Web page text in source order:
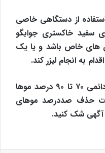
از دستگاهی خاصی
سفید خاکستری جوابگو
های خاص باشد و یا یک
به انجام لیزر کند.
لیزر موهای زائد موفق به حذف دائمی ۷۰ تا ۹۰ درصد موها
حذف صددرصد موهای
آگهی شک کنید.